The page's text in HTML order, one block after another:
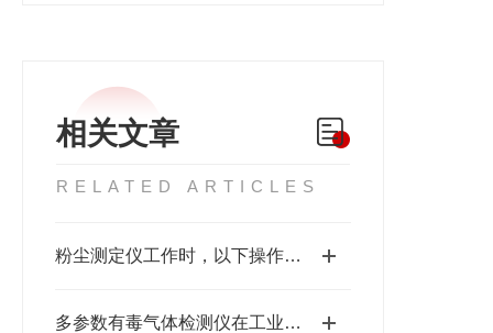
相关文章
RELATED ARTICLES
粉尘测定仪工作时，以下操作是正确的
多参数有毒气体检测仪在工业安全中的重要性与作用